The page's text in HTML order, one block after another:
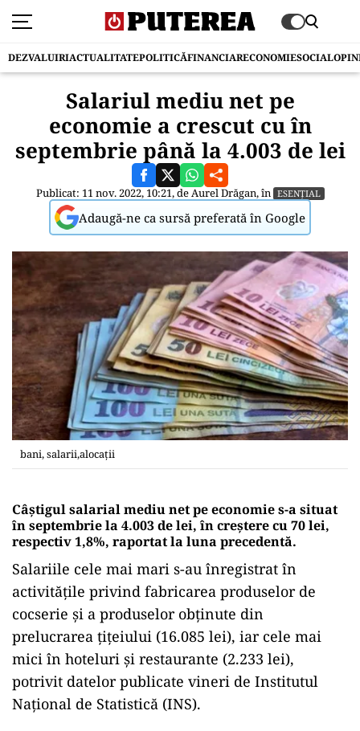
DEZVALUIRIACTUALITATEPOLITICĂFINANCIARECONOMIESOCIAL
Salariul mediu net pe
economie a crescut cu în
septembrie până la 4.003 de lei
Publicat: 11 nov. 2022, 10:21, deAurel Drăgan, în ESENȚIAL
Adaugă-ne ca sursă preferată în Google
bani, salarii,alocații
Câştigul salarial mediu net pe economie s-a situat
în septembrie la 4.003 de lei, în creştere cu 70 lei,
respectiv 1,8%, raportat la luna precedentă.
Salariile cele mai mari s-au înregistrat în
activităţile privind fabricarea produselor de
cocserie şi a produselor obţinute din
prelucrarea ţiţeiului (16.085 lei), iar cele mai
mici în hoteluri şi restaurante (2.233 lei),
potrivit datelor publicate vineri de Institutul
Naţional de Statistică (INS).